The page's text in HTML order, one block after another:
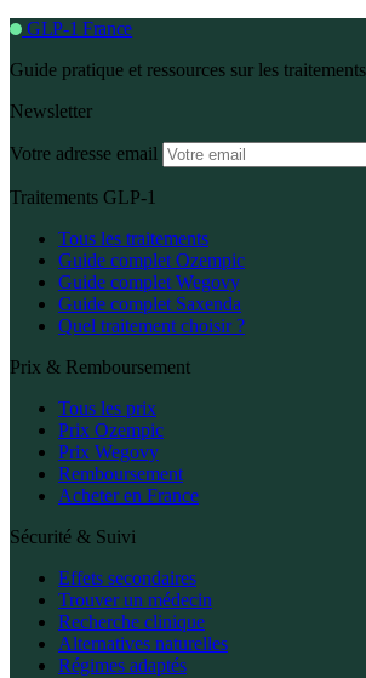
GLP-1 France
Guide pratique et ressources sur les
Newsletter
Votre adresse email
Traitements GLP-1
Tous les traitements
Guide complet Ozempic
Guide complet Wegovy
Guide complet Saxenda
Quel traitement choisir ?
Prix & Remboursement
Tous les prix
Prix Ozempic
Prix Wegovy
Remboursement
Acheter en France
Sécurité & Suivi
Effets secondaires
Trouver un médecin
Recherche clinique
Alternatives naturelles
Régimes adaptés